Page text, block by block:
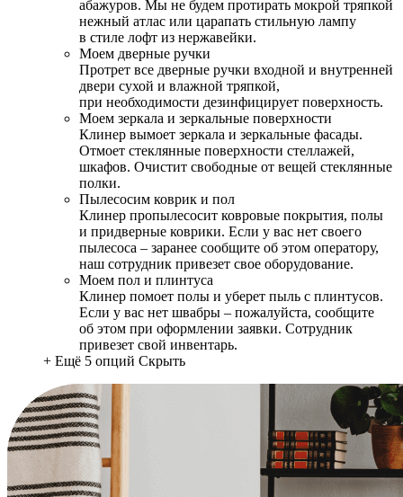
абажуров. Мы не будем протирать мокрой тряпкой
нежный атлас или царапать стильную лампу
в стиле лофт из нержавейки.
Моем дверные ручки
Протрет все дверные ручки входной и внутренней
двери сухой и влажной тряпкой,
при необходимости дезинфицирует поверхность.
Моем зеркала и зеркальные поверхности
Клинер вымоет зеркала и зеркальные фасады.
Отмоет стеклянные поверхности стеллажей,
шкафов. Очистит свободные от вещей стеклянные
полки.
Пылесосим коврик и пол
Клинер пропылесосит ковровые покрытия, полы
и придверные коврики. Если у вас нет своего
пылесоса – заранее сообщите об этом оператору,
наш сотрудник привезет свое оборудование.
Моем пол и плинтуса
Клинер помоет полы и уберет пыль с плинтусов.
Если у вас нет швабры – пожалуйста, сообщите
об этом при оформлении заявки. Сотрудник
привезет свой инвентарь.
+ Ещё 5 опций Скрыть